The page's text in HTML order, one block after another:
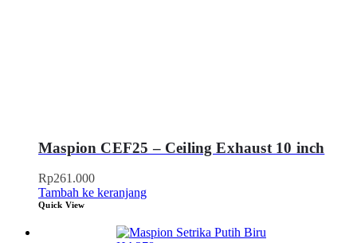
Maspion CEF25 – Ceiling Exhaust 10 inch
Rp261.000
Tambah ke keranjang
Quick View